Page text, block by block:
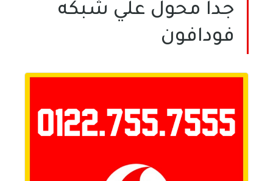
جدا محول علي شبكه
فودافون